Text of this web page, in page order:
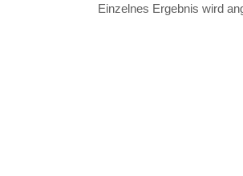
Einzelnes Ergebnis wird